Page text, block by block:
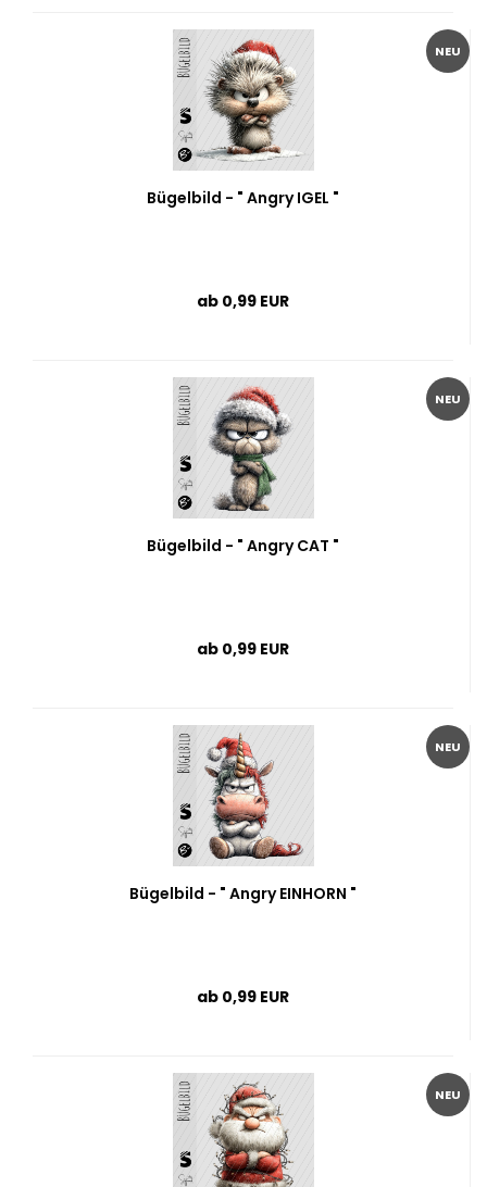
NEU
Bügelbild - " Angry IGEL "
ab 0,99 EUR
NEU
Bügelbild - " Angry CAT "
ab 0,99 EUR
NEU
Bügelbild - " Angry EINHORN "
ab 0,99 EUR
NEU